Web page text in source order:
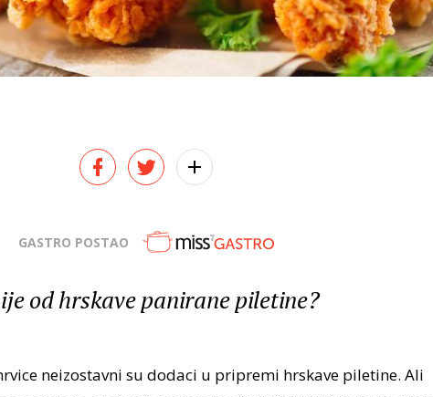
GASTRO POSTAO
od hrskave panirane piletine?
neizostavni su dodaci u pripremi hrskave piletine. Ali